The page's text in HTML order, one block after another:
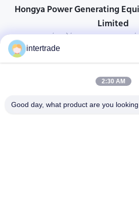
Hongya Power Generating
Limited
προσαρμοσμένες λύσεις για να
Χωριό Anxi, πόλη Yuping,
86-28-
intertrade
2:30 AM
Good day, what product are you